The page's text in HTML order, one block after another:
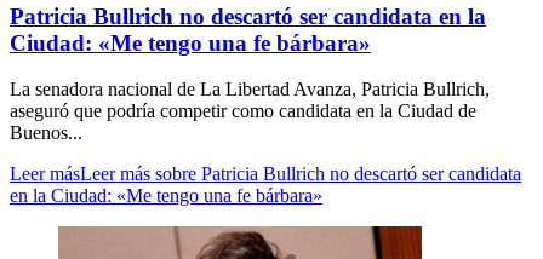
Patricia Bullrich no descartó ser candidata en la
Ciudad: «Me tengo una fe bárbara»
La senadora nacional de La Libertad Avanza, Patricia Bullrich,
aseguró que podría competir como candidata en la Ciudad de
Buenos...
Leer másLeer más sobre Patricia Bullrich no descartó ser candidata
en la Ciudad: «Me tengo una fe bárbara»